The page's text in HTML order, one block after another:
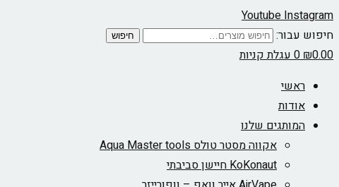
YoutubeInstagram
חיפוש עבור:
חיפוש
₪0.00
0עגלת קניות
ראשי
אודות
המותגים שלנו
אקווה מסטר טולס Aqua Master tools
KoKonaut חיישן סביבתי